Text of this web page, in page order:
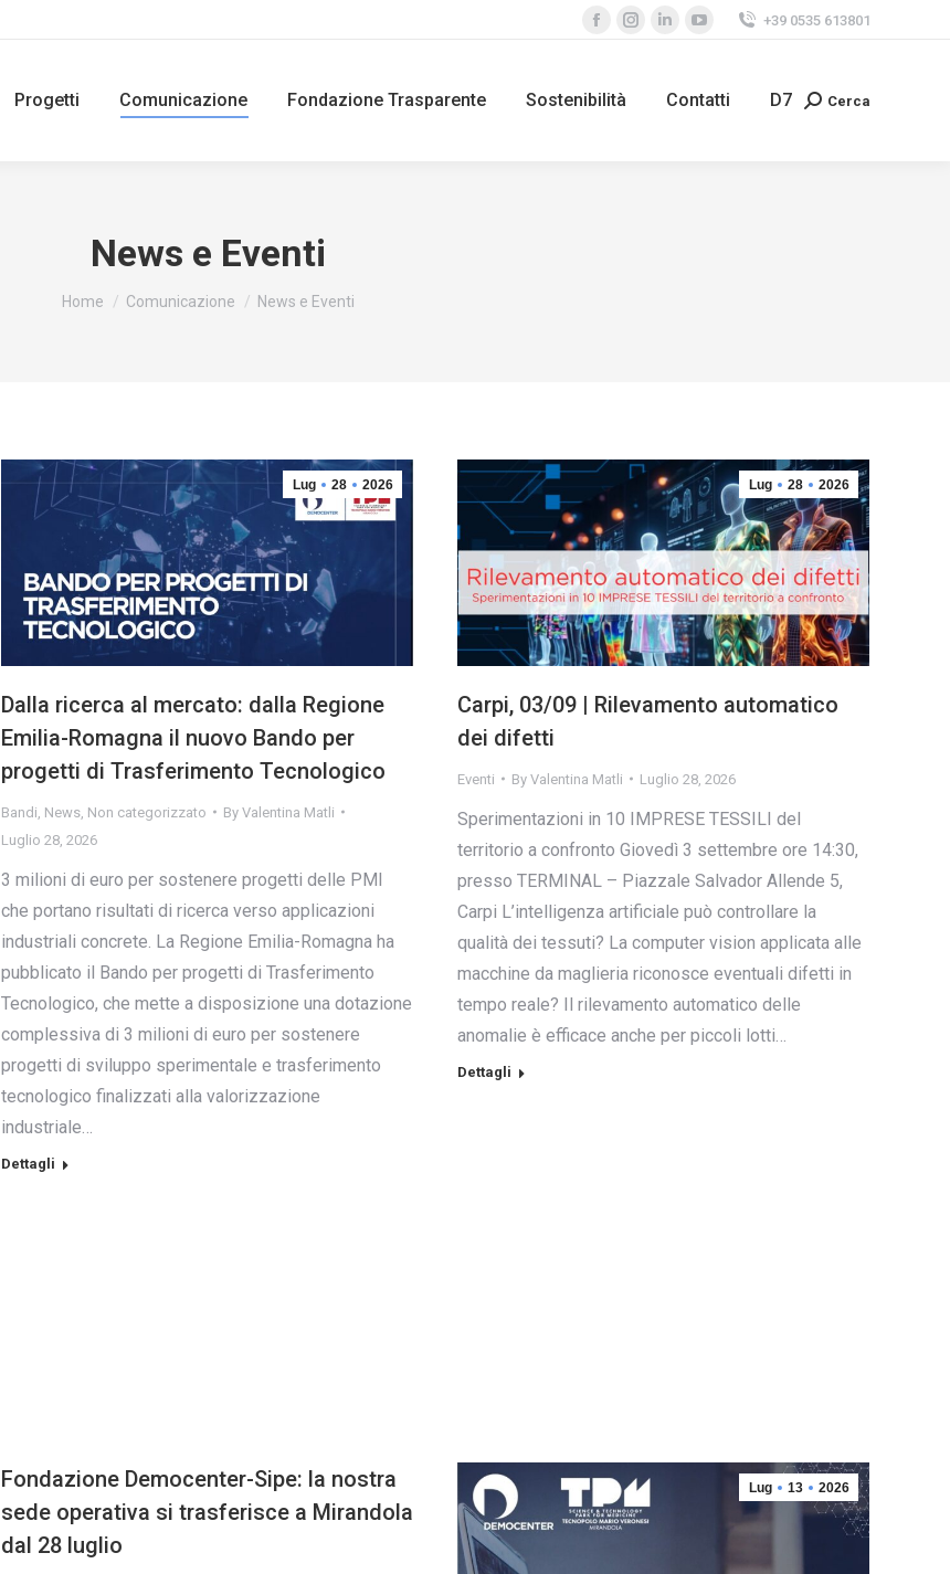
+39 0535 613801
Progetti Comunicazione Fondazione Trasparente Sostenibilità Contatti D7 Cerca
News e Eventi
You are here:
Home Comunicazione News e Eventi
Lug 28 2026
Dalla ricerca al mercato: dalla Regione
Emilia-Romagna il nuovo Bando per
progetti di Trasferimento Tecnologico
Bandi News Non categorizzato By Valentina Matli
Luglio 28, 2026
3 milioni di euro per sostenere progetti delle PMI
che portano risultati di ricerca verso applicazioni
industriali concrete. La Regione Emilia-Romagna ha
pubblicato il Bando per progetti di Trasferimento
Tecnologico, che mette a disposizione una dotazione
complessiva di 3 milioni di euro per sostenere
progetti di sviluppo sperimentale e trasferimento
tecnologico finalizzati alla valorizzazione
industriale…
Dettagli
Lug 28 2026
Carpi, 03/09 | Rilevamento automatico
dei difetti
Eventi By Valentina Matli Luglio 28, 2026
Sperimentazioni in 10 IMPRESE TESSILI del
territorio a confronto Giovedì 3 settembre ore 14:30,
presso TERMINAL – Piazzale Salvador Allende 5,
Carpi L’intelligenza artificiale può controllare la
qualità dei tessuti? La computer vision applicata alle
macchine da maglieria riconosce eventuali difetti in
tempo reale? Il rilevamento automatico delle
anomalie è efficace anche per piccoli lotti…
Dettagli
Fondazione Democenter-Sipe: la nostra
sede operativa si trasferisce a Mirandola
dal 28 luglio
Lug 13 2026